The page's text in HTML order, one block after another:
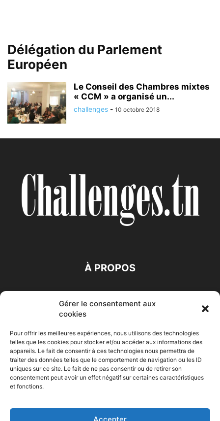
Gérer le consentement aux
cookies
Pour offrir les meilleures expériences, nous utilisons des technologies
telles que les cookies pour stocker et/ou accéder aux informations des
appareils. Le fait de consentir à ces technologies nous permettra de
traiter des données telles que le comportement de navigation ou les ID
uniques sur ce site. Le fait de ne pas consentir ou de retirer son
consentement peut avoir un effet négatif sur certaines caractéristiques
et fonctions.
Accepter
Délégation du Parlement
Européen
Le Conseil des Chambres mixtes
« CCM » a organisé un...
challenges - 10 octobre 2018
À PROPOS
Accueil Economie Entreprises Entrepreneur
Maghreb